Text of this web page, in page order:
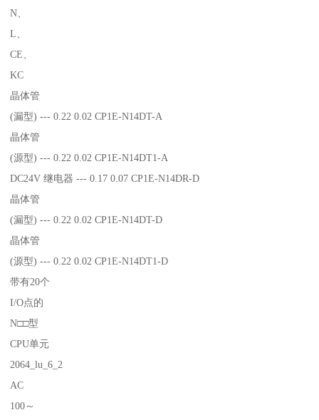
N、
L、
CE、
KC
晶体管
(漏型) --- 0.22 0.02 CP1E-N14DT-A
晶体管
(源型) --- 0.22 0.02 CP1E-N14DT1-A
DC24V 继电器 --- 0.17 0.07 CP1E-N14DR-D
晶体管
(漏型) --- 0.22 0.02 CP1E-N14DT-D
晶体管
(源型) --- 0.22 0.02 CP1E-N14DT1-D
带有20个
I/O点的
N□□型
CPU单元
2064_lu_6_2
AC
100～